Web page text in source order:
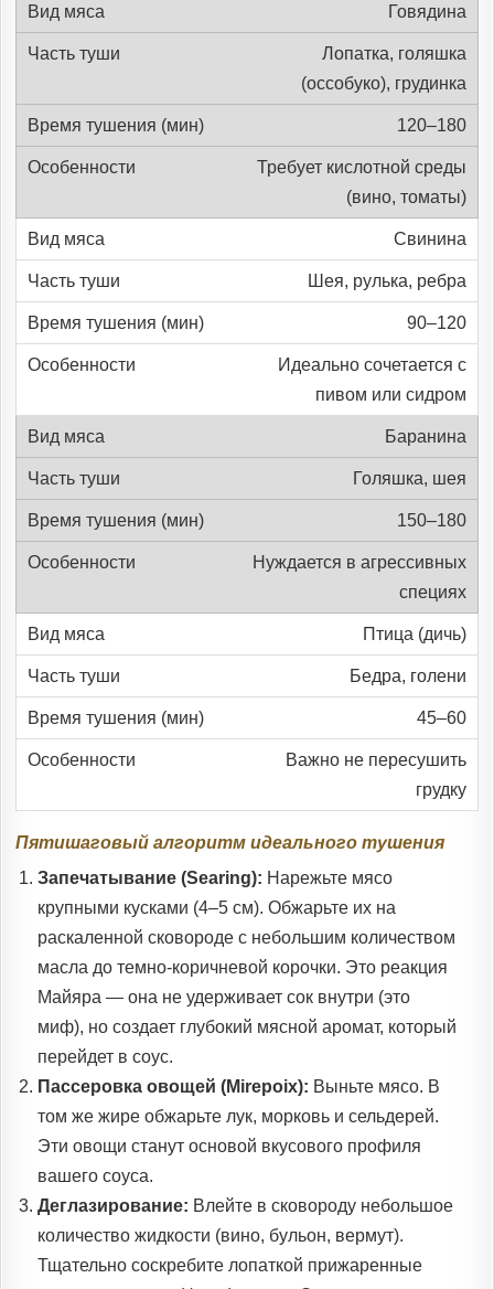
Говядина
Лопатка, голяшка
(оссобуко), грудинка
120–180
Требует кислотной среды
(вино, томаты)
Свинина
Шея, рулька, ребра
90–120
Идеально сочетается с
пивом или сидром
Баранина
Голяшка, шея
150–180
Нуждается в агрессивных
специях
Птица (дичь)
Бедра, голени
45–60
Важно не пересушить
грудку
Пятишаговый алгоритм идеального тушения
Запечатывание (Searing): Нарежьте мясо
крупными кусками (4–5 см). Обжарьте их на
раскаленной сковороде с небольшим количеством
масла до темно-коричневой корочки. Это реакция
Майяра — она не удерживает сок внутри (это
миф), но создает глубокий мясной аромат, который
перейдет в соус.
Пассеровка овощей (Mirepoix): Выньте мясо. В
том же жире обжарьте лук, морковь и сельдерей.
Эти овощи станут основой вкусового профиля
вашего соуса.
Деглазирование: Влейте в сковороду небольшое
количество жидкости (вино, бульон, вермут).
Тщательно соскребите лопаткой прижаренные